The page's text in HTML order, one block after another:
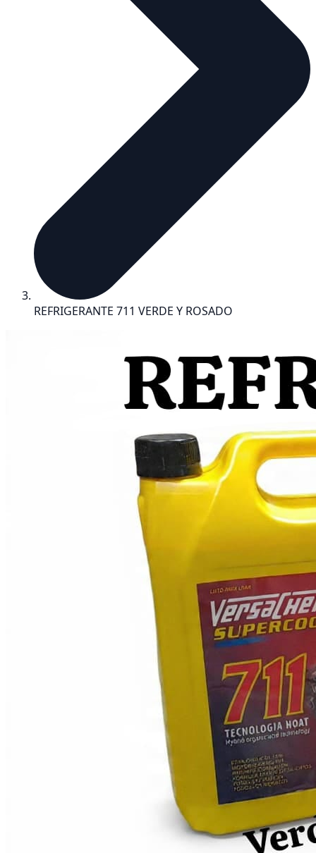
REFRIGERANTE 711 VERDE Y ROSADO